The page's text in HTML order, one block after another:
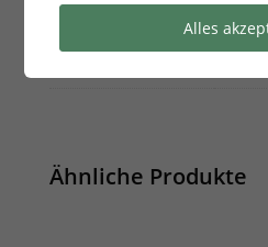
Ähnliche Produkte
Alles